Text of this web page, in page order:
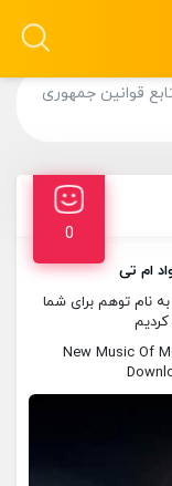
قوانین جمهوری
0
ام تی
نام توهم برای شما
کردیم
New Music Of